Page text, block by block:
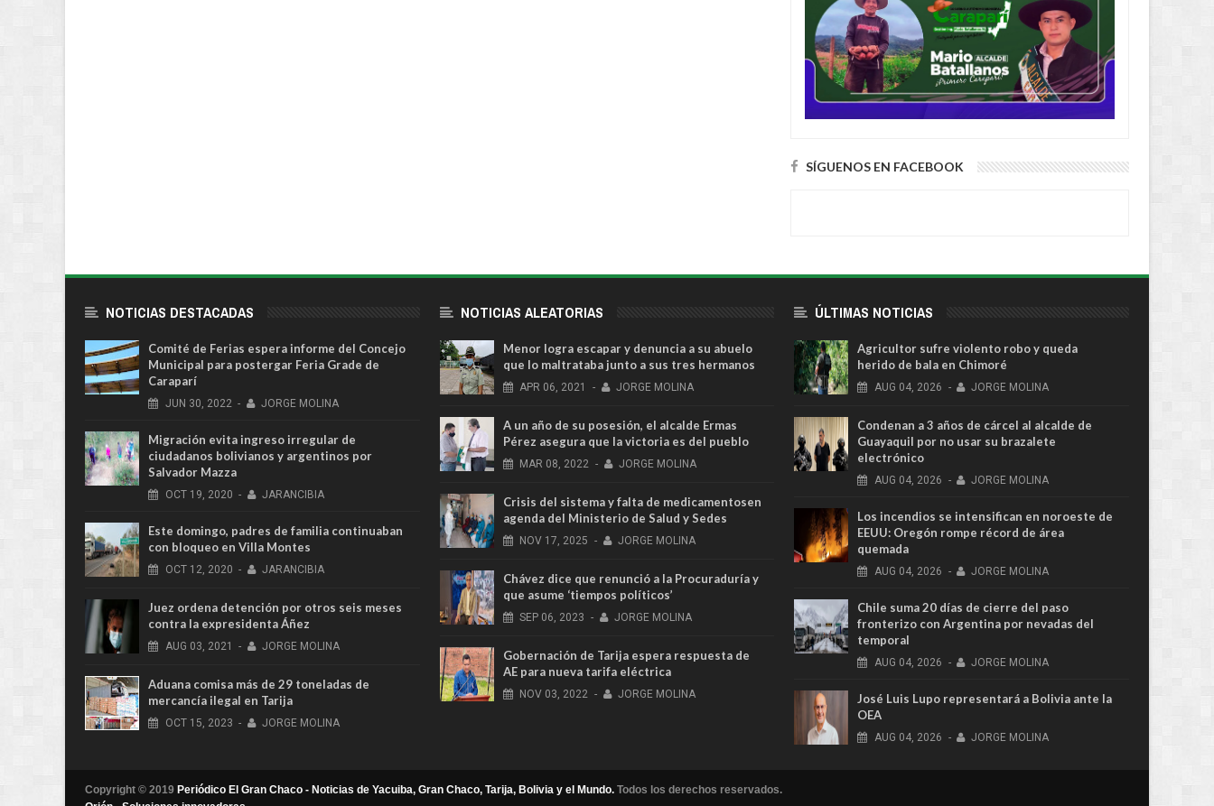
SÍGUENOS EN FACEBOOK
NOTICIAS DESTACADAS
Comité de Ferias espera informe del Concejo
Municipal para postergar Feria Grade de
Caraparí
JUN 30, 2022 - JORGE MOLINA
Migración evita ingreso irregular de
ciudadanos bolivianos y argentinos por
Salvador Mazza
OCT 19, 2020 - JARANCIBIA
Este domingo, padres de familia continuaban
con bloqueo en Villa Montes
OCT 12, 2020 - JARANCIBIA
Juez ordena detención por otros seis meses
contra la expresidenta Áñez
AUG 03, 2021 - JORGE MOLINA
Aduana comisa más de 29 toneladas de
mercancía ilegal en Tarija
OCT 15, 2023 - JORGE MOLINA
NOTICIAS ALEATORIAS
Menor logra escapar y denuncia a su abuelo
que lo maltrataba junto a sus tres hermanos
APR 06, 2021 - JORGE MOLINA
A un año de su posesión, el alcalde Ermas
Pérez asegura que la victoria es del pueblo
MAR 08, 2022 - JORGE MOLINA
Crisis del sistema y falta de medicamentosen
agenda del Ministerio de Salud y Sedes
NOV 17, 2025 - JORGE MOLINA
Chávez dice que renunció a la Procuraduría y
que asume ‘tiempos políticos’
SEP 06, 2023 - JORGE MOLINA
Gobernación de Tarija espera respuesta de
AE para nueva tarifa eléctrica
NOV 03, 2022 - JORGE MOLINA
ÚLTIMAS NOTICIAS
Agricultor sufre violento robo y queda
herido de bala en Chimoré
AUG 04, 2026 - JORGE MOLINA
Condenan a 3 años de cárcel al alcalde de
Guayaquil por no usar su brazalete
electrónico
AUG 04, 2026 - JORGE MOLINA
Los incendios se intensifican en noroeste de
EEUU: Oregón rompe récord de área
quemada
AUG 04, 2026 - JORGE MOLINA
Chile suma 20 días de cierre del paso
fronterizo con Argentina por nevadas del
temporal
AUG 04, 2026 - JORGE MOLINA
José Luis Lupo representará a Bolivia ante la
OEA
AUG 04, 2026 - JORGE MOLINA
Copyright © 2019 Periódico El Gran Chaco - Noticias de Yacuiba, Gran Chaco, Tarija, Bolivia y el Mundo. Todos los derechos reservados.